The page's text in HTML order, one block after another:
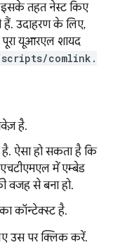
तहत नेस्ट किए
हैं. उदाहरण के लिए,
यूआरएल शायद
comlink.
है.
ऐसा हो सकता है कि
में एम्बेड
वजह से बना हो.
कॉन्टेक्स्ट है.
उस पर क्लिक करें.